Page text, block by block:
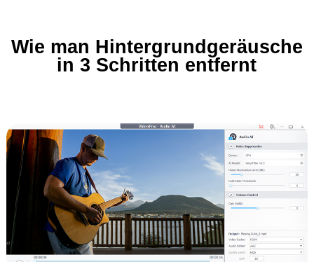
Wie man Hintergrundgeräusche
in 3 Schritten entfernt